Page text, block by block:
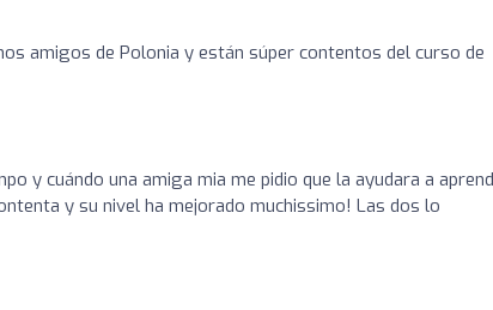
amigos de Polonia y están súper contentos del curso de
y cuándo una amiga mia me pidio que la ayudara a
y su nivel ha mejorado muchissimo! Las dos lo